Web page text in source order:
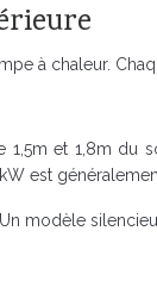
à chaleur.
1,5m et 1,8m
est
modèle